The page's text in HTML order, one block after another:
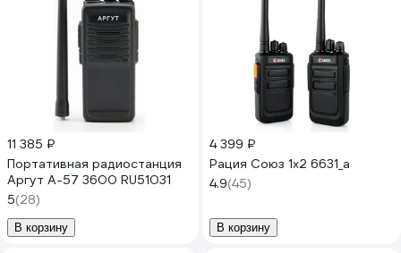
11 385 ₽
Портативная радиостанция
Аргут А-57 3600 RU51031
5(28)
В корзину
4 399 ₽
Рация Coюз 1х2 6631_a
4.9(45)
В корзину